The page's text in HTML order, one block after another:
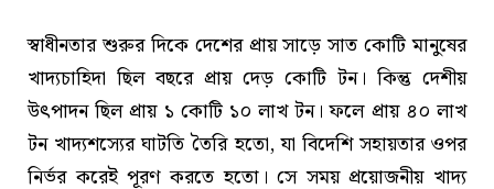
স্বাধীনতার শুরুর দিকে দেশের প্রায় সাড়ে সাত কোটি মানুষের
খাদ্যচাহিদা ছিল বছরে প্রায় দেড় কোটি টন। কিন্তু দেশীয়
উৎপাদন ছিল প্রায় ১ কোটি ১০ লাখ টন। ফলে প্রায় ৪০ লাখ
টন খাদ্যশস্যের ঘাটতি তৈরি হতো, যা বিদেশি সহায়তার ওপর
নির্ভর করেই পূরণ করতে হতো। সে সময় প্রয়োজনীয় খাদ্য